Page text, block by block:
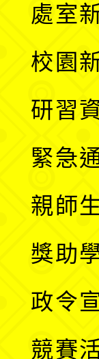
處室
校園
研習
緊急
親師
獎助
政令
競賽